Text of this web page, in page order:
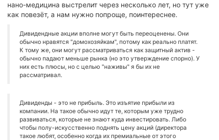
нано-медицина выстрелит через несколько лет, но тут уже
как повезёт, а нам нужно попроще, поинтереснее.
Дивидендные акции вполне могут быть переоценены. Они
обычно нравятся "домохозяйкам", потому как реально платят.
К тому же, они могут рассматриваться как защитный актив -
обычно падают меньше рынка (но это утверждение спорно). У
них есть плюсы, но с целью "наживы" я бы их не
рассматривал.
Дивиденды - это не прибыль. Это изъятие прибыли из
компании. На такое обычно идут те, которым уже трудно
развиваться, которые не знают куда инвестировать. Либо
чтобы полу-искусственно поднять цену акций (директора
такое любят, особенно когда их премиальные от этого